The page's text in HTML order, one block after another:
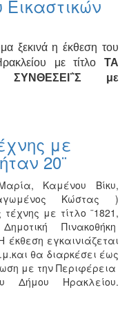
ξεκινά η έκθεση του
με τίτλο ΤΑ
με
με
20¨
Καμένου Βίκυ,
Κώστας )
με τίτλο ¨1821,
Πινακοθήκη
εγκαινιάζεται
θα διαρκέσει έως
με την Περιφέρεια
Δήμου Ηρακλείου.